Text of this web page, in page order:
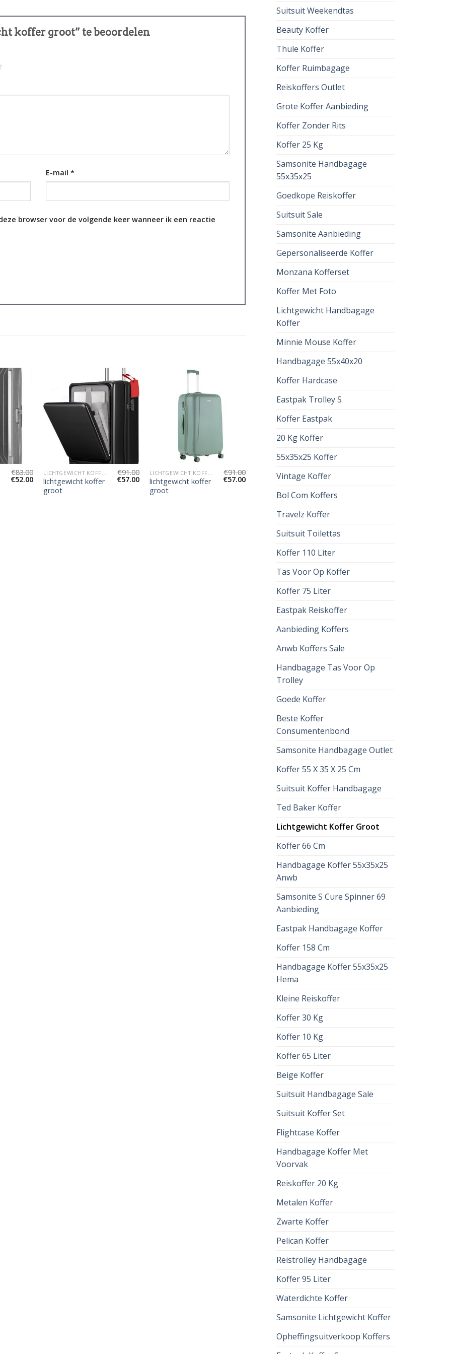
Suitsuit Weekendtas
Beauty Koffer
Thule Koffer
Koffer Ruimbagage
Reiskoffers Outlet
Grote Koffer Aanbieding
Koffer Zonder Rits
Koffer 25 Kg
Samsonite Handbagage
55x35x25
Goedkope Reiskoffer
Suitsuit Sale
Samsonite Aanbieding
Gepersonaliseerde Koffer
Monzana Kofferset
Koffer Met Foto
Lichtgewicht Handbagage
Koffer
Minnie Mouse Koffer
Handbagage 55x40x20
Koffer Hardcase
Eastpak Trolley S
Koffer Eastpak
20 Kg Koffer
55x35x25 Koffer
Vintage Koffer
Bol Com Koffers
Travelz Koffer
Suitsuit Toilettas
Koffer 110 Liter
Tas Voor Op Koffer
Koffer 75 Liter
Eastpak Reiskoffer
Aanbieding Koffers
Anwb Koffers Sale
Handbagage Tas Voor Op
Trolley
Goede Koffer
Beste Koffer
Consumentenbond
Samsonite Handbagage Outlet
Koffer 55 X 35 X 25 Cm
Suitsuit Koffer Handbagage
Ted Baker Koffer
Lichtgewicht Koffer Groot
Koffer 66 Cm
Handbagage Koffer 55x35x25
Anwb
Samsonite S Cure Spinner 69
Aanbieding
Eastpak Handbagage Koffer
Koffer 158 Cm
Handbagage Koffer 55x35x25
Hema
Kleine Reiskoffer
Koffer 30 Kg
Koffer 10 Kg
Koffer 65 Liter
Beige Koffer
Suitsuit Handbagage Sale
Suitsuit Koffer Set
Flightcase Koffer
Handbagage Koffer Met
Voorvak
Reiskoffer 20 Kg
Metalen Koffer
Zwarte Koffer
Pelican Koffer
Reistrolley Handbagage
Koffer 95 Liter
Waterdichte Koffer
Samsonite Lichtgewicht Koffer
Opheffingsuitverkoop Koffers
koffer groot” te beoordelen
E-mail *
browser voor de volgende keer wanneer ik een reactie
€83.00
€52.00
lichtgewicht koffer
groot
€91.00
€57.00
lichtgewicht koffer
groot
€91.00
€57.00